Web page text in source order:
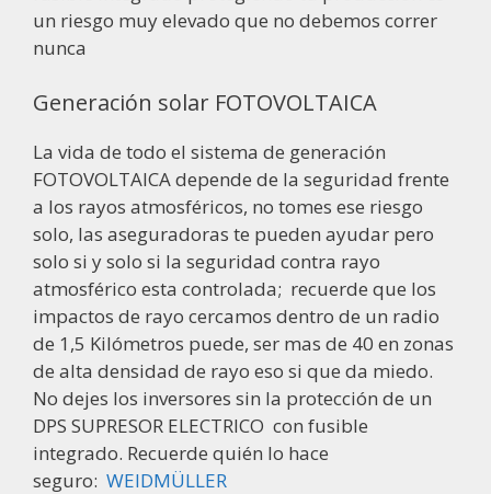
un riesgo muy elevado que no debemos correr
nunca
Generación solar FOTOVOLTAICA
La vida de todo el sistema de generación
FOTOVOLTAICA depende de la seguridad frente
a los rayos atmosféricos, no tomes ese riesgo
solo, las aseguradoras te pueden ayudar pero
solo si y solo si la seguridad contra rayo
atmosférico esta controlada; recuerde que los
impactos de rayo cercamos dentro de un radio
de 1,5 Kilómetros puede, ser mas de 40 en zonas
de alta densidad de rayo eso si que da miedo.
No dejes los inversores sin la protección de un
DPS SUPRESOR ELECTRICO con fusible
integrado. Recuerde quién lo hace
seguro: WEIDMÜLLER